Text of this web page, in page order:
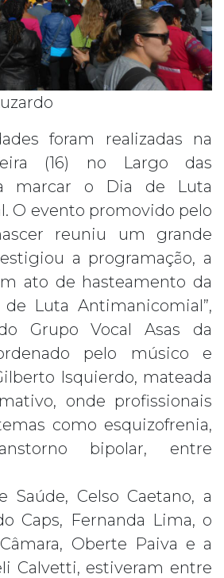
foram realizadas na
(16) no Largo das
marcar o Dia de Luta
O evento promovido pelo
reuniu um grande
a programação, a
ato de hasteamento da
Luta Antimanicomial”,
Grupo Vocal Asas da
pelo músico e
Isquierdo, mateada
onde profissionais
como esquizofrenia,
bipolar, entre
Saúde, Celso Caetano, a
Caps, Fernanda Lima, o
Oberte Paiva e a
Calvetti, estiveram entre